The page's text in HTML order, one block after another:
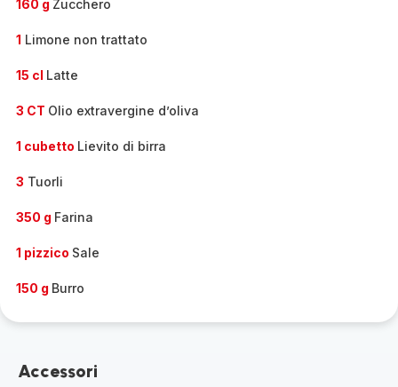
160 g Zucchero
1 Limone non trattato
15 cl Latte
3 CT Olio extravergine d’oliva
1 cubetto Lievito di birra
3 Tuorli
350 g Farina
1 pizzico Sale
150 g Burro
Accessori